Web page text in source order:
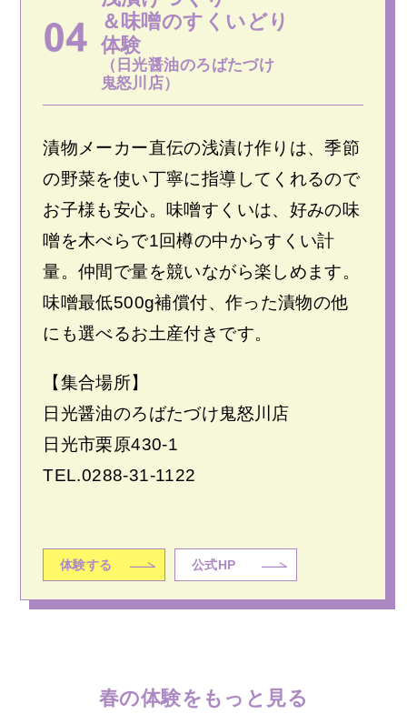
＆味噌のすくいどり
体験
（日光醤油のろばたづけ
鬼怒川店）
漬物メーカー直伝の浅漬け作りは、季節
の野菜を使い丁寧に指導してくれるので
お子様も安心。味噌すくいは、好みの味
噌を木べらで1回樽の中からすくい計
量。仲間で量を競いながら楽しめます。
味噌最低500g補償付、作った漬物の他
にも選べるお土産付きです。
【集合場所】
日光醤油のろばたづけ鬼怒川店
日光市栗原430-1
TEL.0288-31-1122
体験する 公式HP
春の体験をもっと見る